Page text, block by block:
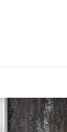
کیفیت و نوآوری
می‌کند. مستر